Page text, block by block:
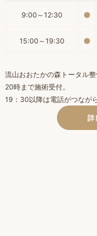
9:00～12:30
15:00～19:30
流山おおたかの森トータル
20時まで施術受付。
19：30以降は電話がつなが
詳